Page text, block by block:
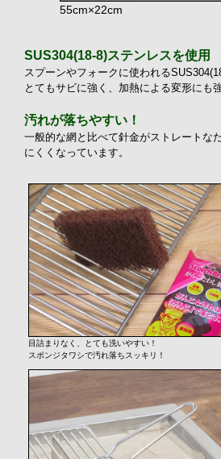
55cm×22cm
SUS304(18-8)ステンレスを使用
スプーンやフォークに使われる
とてもサビに強く、加熱による変形にも
汚れが落ちやすい！
一般的な網と比べて針金がストレートな
にくくなっています。
目詰まりなく、とても洗いやすい！
スポンジタワシで汚れ落ちスッキリ！